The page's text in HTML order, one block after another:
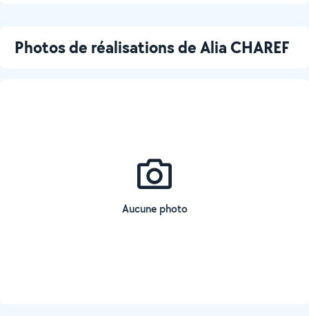
Photos de réalisations de Alia CHAREF
Aucune photo